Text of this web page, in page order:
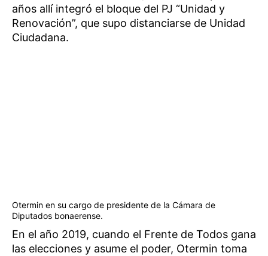
años allí integró el bloque del PJ “Unidad y
Renovación”, que supo distanciarse de Unidad
Ciudadana.
Otermin en su cargo de presidente de la Cámara de
Diputados bonaerense.
En el año 2019, cuando el Frente de Todos gana
las elecciones y asume el poder, Otermin toma